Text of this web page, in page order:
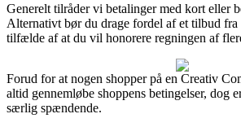
Generelt tilråder vi betalinger med kort eller
Alternativt bør du drage fordel af et tilbud
tilfælde af at du vil honorere regningen af
Forud for at nogen shopper på en Creativ
altid gennemløbe shoppens betingelser, dog
særlig spændende.